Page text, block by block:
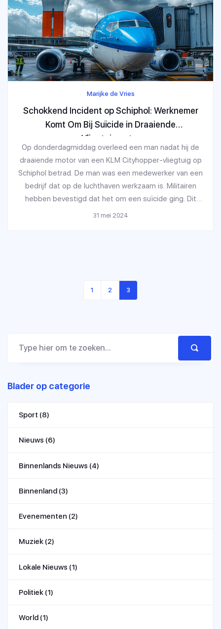
Marijke de Vries
Schokkend Incident op Schiphol: Werknemer
Komt Om Bij Suïcide in Draaiende
Vliegtuigmotor
Op donderdagmiddag overleed een man nadat hij de
draaiende motor van een KLM Cityhopper-vliegtuig op
Schiphol betrad. De man was een medewerker van een
bedrijf dat op de luchthaven werkzaam is. Militairen
hebben bevestigd dat het om een suïcide ging. Dit
tragische incident speelde zich af bij het pier, waar het
31 mei 2024
1 2 3
Blader op categorie
Sport (8)
Nieuws (6)
Binnenlands Nieuws (4)
Binnenland (3)
Evenementen (2)
Muziek (2)
Lokale Nieuws (1)
Politiek (1)
World (1)